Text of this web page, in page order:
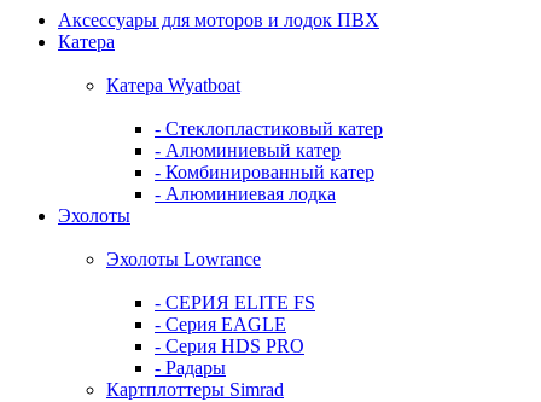
Аксессуары для моторов и лодок ПВХ
Катера
Катера Wyatboat
- Cтеклопластиковый катер
- Алюминиевый катер
- Комбинированный катер
- Алюминиевая лодка
Эхолоты
Эхолоты Lowrance
- СЕРИЯ ELITE FS
- Серия EAGLE
- Серия HDS PRO
- Радары
Картплоттеры Simrad